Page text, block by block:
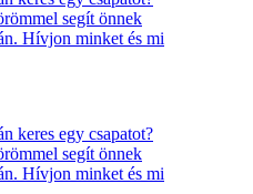
segít önnek
Hívjon minket és mi
keres egy csapatot?
segít önnek
Hívjon minket és mi